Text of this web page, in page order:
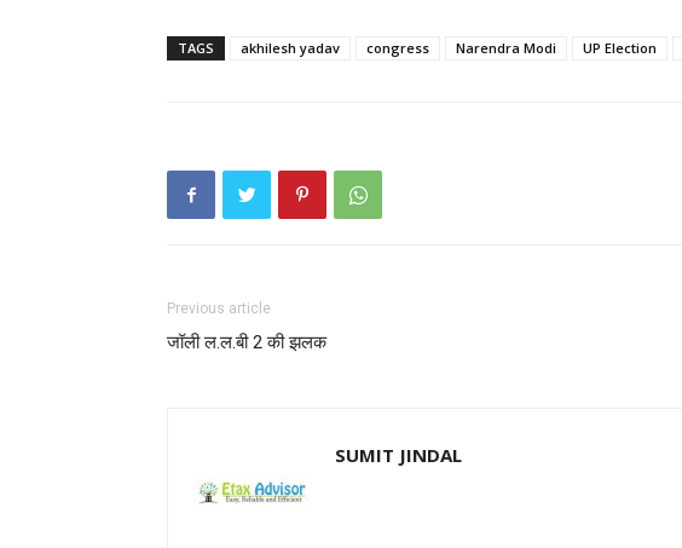
TAGS akhilesh yadav congress Narendra Modi UP Election
Previous article
जॉली ल.ल.बी 2 की झलक
SUMIT JINDAL